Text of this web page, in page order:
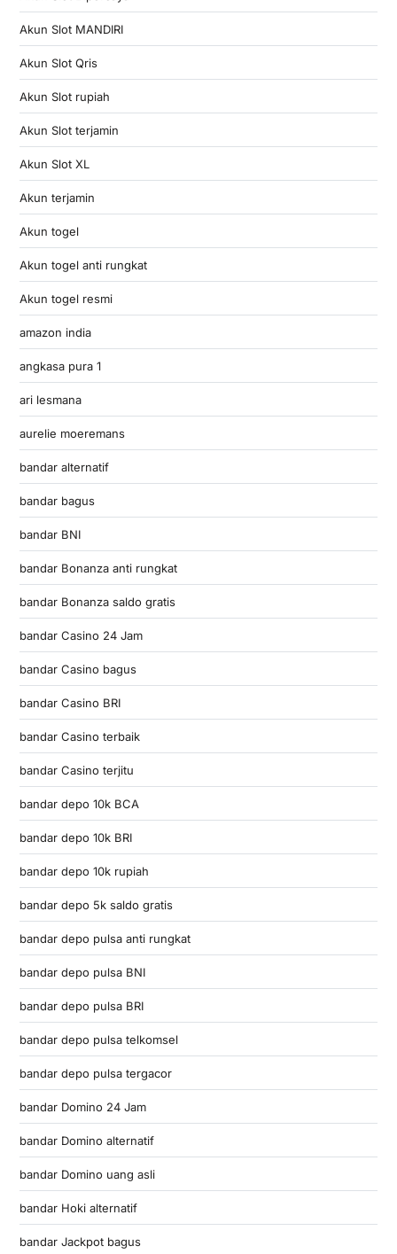
Akun Slot MANDIRI
Akun Slot Qris
Akun Slot rupiah
Akun Slot terjamin
Akun Slot XL
Akun terjamin
Akun togel
Akun togel anti rungkat
Akun togel resmi
amazon india
angkasa pura 1
ari lesmana
aurelie moeremans
bandar alternatif
bandar bagus
bandar BNI
bandar Bonanza anti rungkat
bandar Bonanza saldo gratis
bandar Casino 24 Jam
bandar Casino bagus
bandar Casino BRI
bandar Casino terbaik
bandar Casino terjitu
bandar depo 10k BCA
bandar depo 10k BRI
bandar depo 10k rupiah
bandar depo 5k saldo gratis
bandar depo pulsa anti rungkat
bandar depo pulsa BNI
bandar depo pulsa BRI
bandar depo pulsa telkomsel
bandar depo pulsa tergacor
bandar Domino 24 Jam
bandar Domino alternatif
bandar Domino uang asli
bandar Hoki alternatif
bandar Jackpot bagus